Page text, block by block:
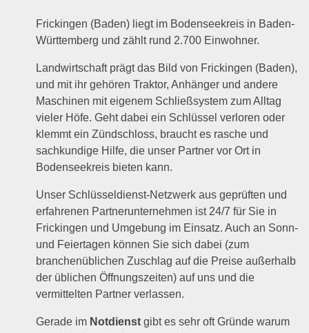
Frickingen (Baden) liegt im Bodenseekreis in Baden-
Württemberg und zählt rund 2.700 Einwohner.
Landwirtschaft prägt das Bild von Frickingen (Baden),
und mit ihr gehören Traktor, Anhänger und andere
Maschinen mit eigenem Schließsystem zum Alltag
vieler Höfe. Geht dabei ein Schlüssel verloren oder
klemmt ein Zündschloss, braucht es rasche und
sachkundige Hilfe, die unser Partner vor Ort in
Bodenseekreis bieten kann.
Unser Schlüsseldienst-Netzwerk aus geprüften und
erfahrenen Partnerunternehmen ist 24/7 für Sie in
Frickingen und Umgebung im Einsatz. Auch an Sonn-
und Feiertagen können Sie sich dabei (zum
branchenüblichen Zuschlag auf die Preise außerhalb
der üblichen Öffnungszeiten) auf uns und die
vermittelten Partner verlassen.
Gerade im Notdienst gibt es sehr oft Gründe warum